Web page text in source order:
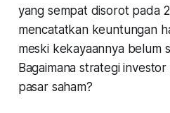
yang sempat disorot pada
mencatatkan keuntungan
meski kekayaannya belum
Bagaimana strategi
pasar saham?